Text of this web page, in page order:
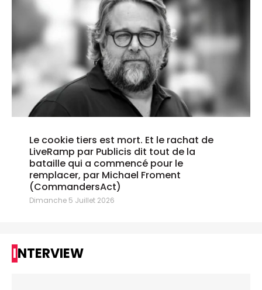
Le cookie tiers est mort. Et le rachat de
LiveRamp par Publicis dit tout de la
bataille qui a commencé pour le
remplacer, par Michael Froment
(CommandersAct)
Dimanche 5 Juillet 2026
INTERVIEW